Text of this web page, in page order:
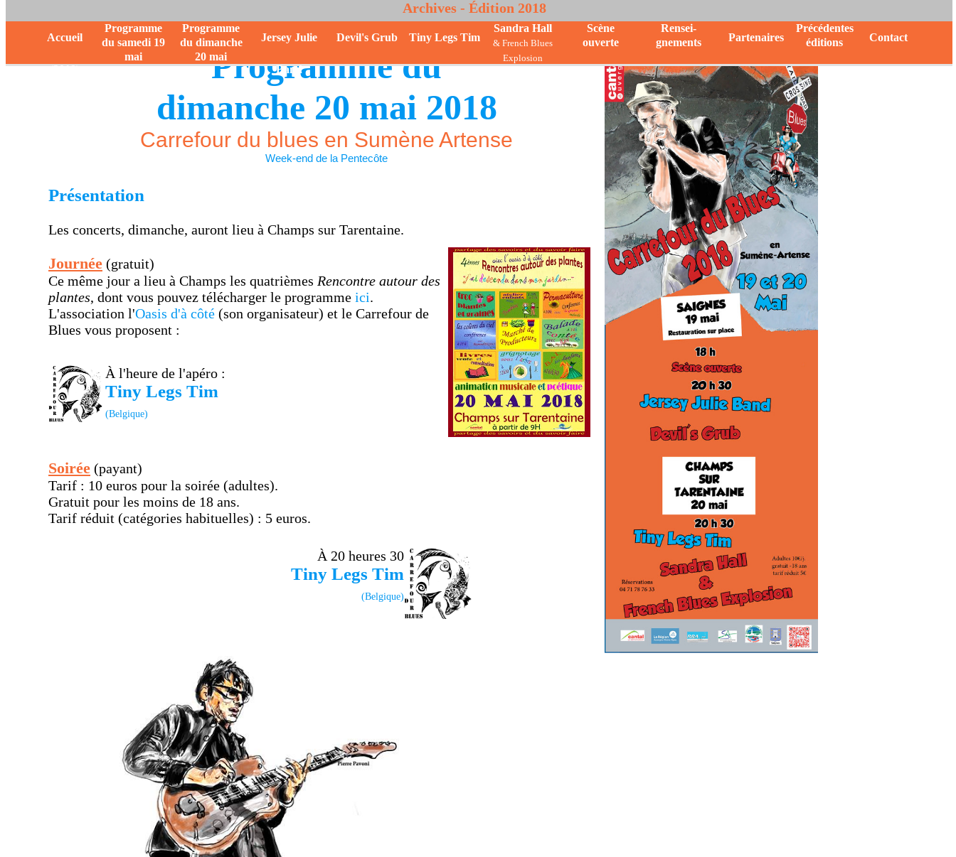
Archives - Édition 2018
Accueil
(2019)
Programme
du samedi 19
mai
Programme
du dimanche
20 mai
Jersey Julie
Band
Devil's Grub Tiny Legs Tim
Sandra Hall
& French Blues
Explosion
Scène
ouverte
Rensei-
gnements
Partenaires
Précédentes
éditions
Contact
Programme du
dimanche 20 mai 2018
Carrefour du blues en Sumène Artense
Week-end de la Pentecôte
Présentation
Les concerts, dimanche, auront lieu à Champs sur Tarentaine.
Journée (gratuit)
Ce même jour a lieu à Champs les quatrièmes Rencontre autour des
plantes, dont vous pouvez télécharger le programme ici.
L'association l'Oasis d'à côté (son organisateur) et le Carrefour de
Blues vous proposent :
À l'heure de l'apéro :
Tiny Legs Tim
(Belgique)
Soirée (payant)
Tarif : 10 euros pour la soirée (adultes).
Gratuit pour les moins de 18 ans.
Tarif réduit (catégories habituelles) : 5 euros.
À 20 heures 30
Tiny Legs Tim
(Belgique)